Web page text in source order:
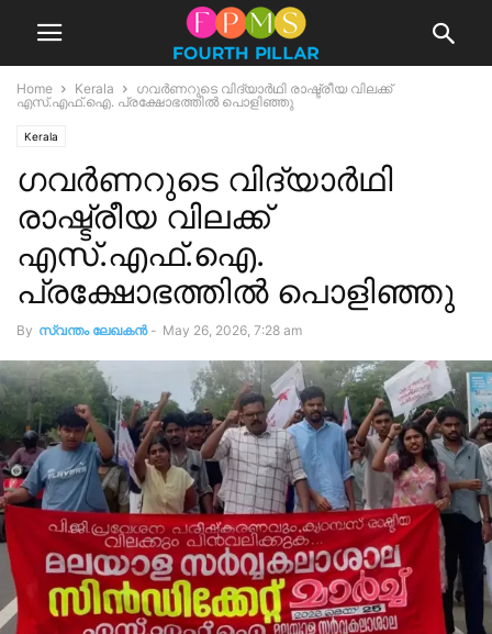
Home Kerala
ഗവർണറുടെ വിദ്യാർഥി രാഷ്ട്രീയ വിലക്ക്
എസ്.എഫ്.ഐ. പ്രക്ഷോഭത്തിൽ പൊളിഞ്ഞു
Kerala
ഗവർണറുടെ വിദ്യാർഥി
രാഷ്ട്രീയ വിലക്ക്
എസ്.എഫ്.ഐ.
പ്രക്ഷോഭത്തിൽ പൊളിഞ്ഞു
By സ്വന്തം ലേഖകന്‍ - May 26, 2026, 7:28 am